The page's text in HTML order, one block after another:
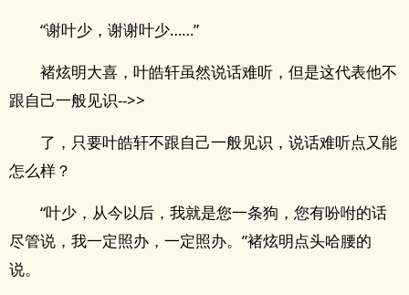
“谢叶少，谢谢叶少……”
褚炫明大喜，叶皓轩虽然说话难听，但是这代表他不
跟自己一般见识-->>
了，只要叶皓轩不跟自己一般见识，说话难听点又能
怎么样？
“叶少，从今以后，我就是您一条狗，您有吩咐的话
尽管说，我一定照办，一定照办。”褚炫明点头哈腰的
说。